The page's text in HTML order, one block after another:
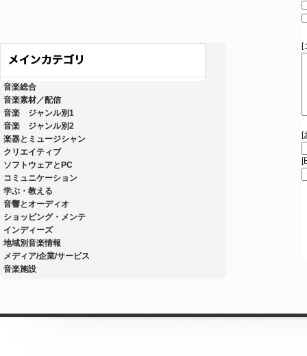
音楽総合
音楽素材／配信
音楽 ジャンル別1
音楽 ジャンル別2
楽器とミュージシャン
クリエイティブ
ソフトウェアとPC
コミュニケーション
学ぶ・教える
音響とオーディオ
ショッピング・メンテ
インディーズ
地域別音楽情報
メディア/企業/サービス
音楽施設
[
[